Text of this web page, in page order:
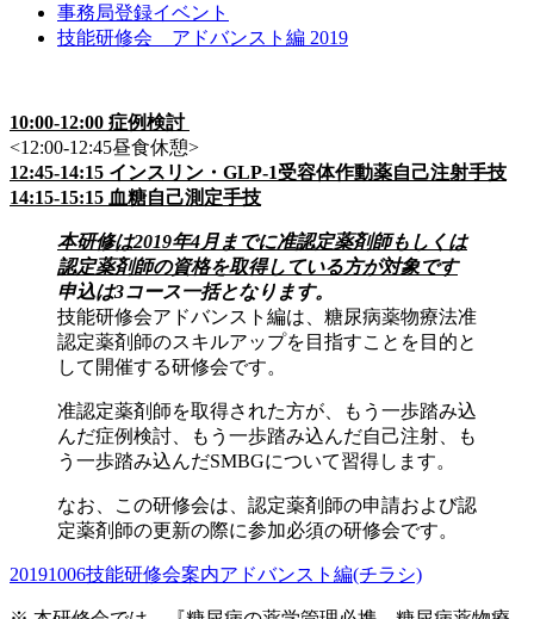
事務局登録イベント
技能研修会 アドバンスト編 2019
10:00-12:00 症例検討
<12:00-12:45昼食休憩>
12:45-14:15 インスリン・GLP-1受容体作動薬自己注射手技
14:15-15:15 血糖自己測定手技
本研修は2019年4月までに准認定薬剤師もしくは
認定薬剤師の資格を取得している方が対象です
申込は3コース一括となります。
技能研修会アドバンスト編は、糖尿病薬物療法准
認定薬剤師のスキルアップを目指すことを目的と
して開催する研修会です。
准認定薬剤師を取得された方が、もう一歩踏み込
んだ症例検討、もう一歩踏み込んだ自己注射、も
う一歩踏み込んだSMBGについて習得します。
なお、この研修会は、認定薬剤師の申請および認
定薬剤師の更新の際に参加必須の研修会です。
20191006技能研修会案内アドバンスト編(チラシ)